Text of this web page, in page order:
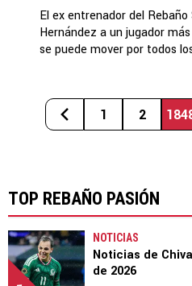
El ex entrenador del
Hernández a un jugador
se puede mover por todos
1 2
TOP REBAÑO PASIÓN
NOTICIAS
Noticias de
de 2026